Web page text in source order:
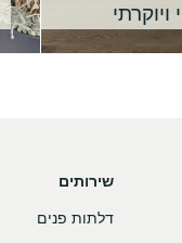
ויוקרתי
שירותים
דלתות פנים